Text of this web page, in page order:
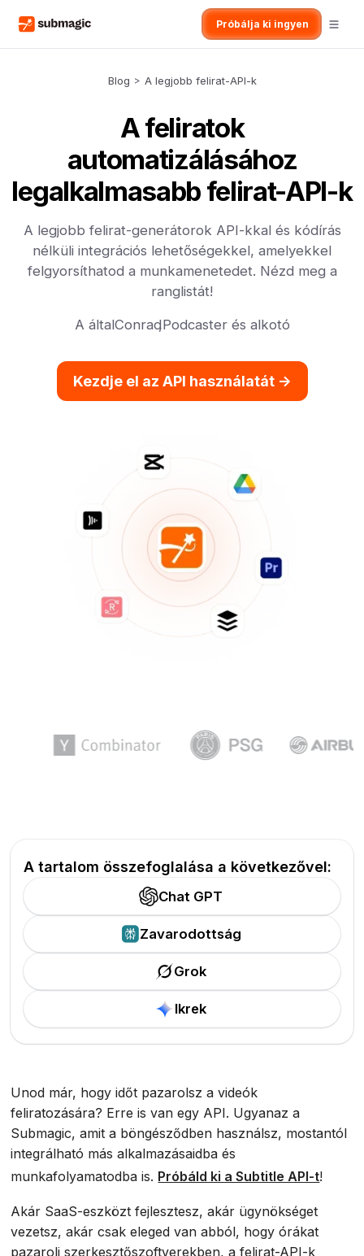
Próbálja ki ingyen
Blog > A legjobb felirat-API-k
A feliratok
automatizálásához
legalkalmasabb felirat-API-k
A legjobb felirat-generátorok API-kkal és kódírás
nélküli integrációs lehetőségekkel, amelyekkel
felgyorsíthatod a munkamenetedet. Nézd meg a
ranglistát!
A általConrad,Podcaster és alkotó
Kezdje el az API használatát ->
A tartalom összefoglalása a következővel:
Chat GPT
Zavarodottság
Grok
Ikrek
Unod már, hogy időt pazarolsz a videók
feliratozására? Erre is van egy API. Ugyanaz a
Submagic, amit a böngésződben használsz, mostantól
integrálható más alkalmazásaidba és
munkafolyamatodba is. Próbáld ki a Subtitle API-t!
Akár SaaS-eszközt fejlesztesz, akár ügynökséget
vezetsz, akár csak eleged van abból, hogy órákat
pazarolj szerkesztőszoftverekben, a felirat-API-k